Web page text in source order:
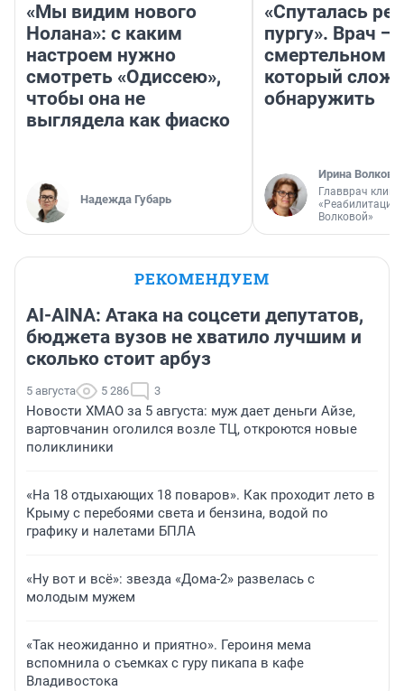
«Мы видим нового
Нолана»: с каким
настроем нужно
смотреть «Одиссею»,
чтобы она не
выглядела как фиаско
Надежда Губарь
«Спуталась
пургу». Врач —
смертельном
который
обнаружить
Ирина Волкова
Главврач
«Реабилитация
Волковой»
РЕКОМЕНДУЕМ
AI-AINA: Атака на соцсети депутатов,
бюджета вузов не хватило лучшим и
сколько стоит арбуз
5 августа 5 286 3
Новости ХМАО за 5 августа: муж дает деньги Айзе,
вартовчанин оголился возле ТЦ, откроются новые
поликлиники
«На 18 отдыхающих 18 поваров». Как проходит лето в
Крыму с перебоями света и бензина, водой по
графику и налетами БПЛА
«Ну вот и всё»: звезда «Дома-2» развелась с
молодым мужем
«Так неожиданно и приятно». Героиня мема
вспомнила о съемках с гуру пикапа в кафе
Владивостока